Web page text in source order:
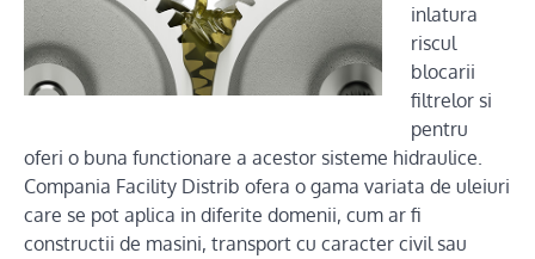
inlatura
riscul
blocarii
filtrelor si
pentru
oferi o buna functionare a acestor sisteme hidraulice.
Compania Facility Distrib ofera o gama variata de uleiuri
care se pot aplica in diferite domenii, cum ar fi
constructii de masini, transport cu caracter civil sau